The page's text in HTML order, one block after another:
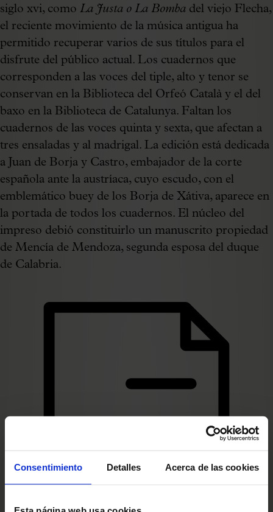
Consentimiento Detalles Acerca de las cookies
siglo xvi, como La Justa o La Bomba del viejo Flecha,
el reciente movimiento de la música antigua ha
permitido recuperar varios de sus títulos para el
disfrute del público actual. Los cuadernos que
corresponden a las voces del tiple, alto y tenor se
conservan en la Biblioteca del Orfeó Català y el del
baxo en la Biblioteca de Catalunya. Faltan los
cuadernos de las voces quinta y sexta, que afectan a
tres ensaladas y al madrigal. La edición está dedicada
a Juan de Borja y Castro, embajador de la corte
española ante la austríaca, cuyo escudo, con el
emblemático buey de los Borja de Xátiva, aparece en
la portada de todos los cuadernos. El núcleo del
impreso debió constituirlo un manuscrito propiedad
de Mencía de Mendoza, segunda esposa del duque
de Calabria.